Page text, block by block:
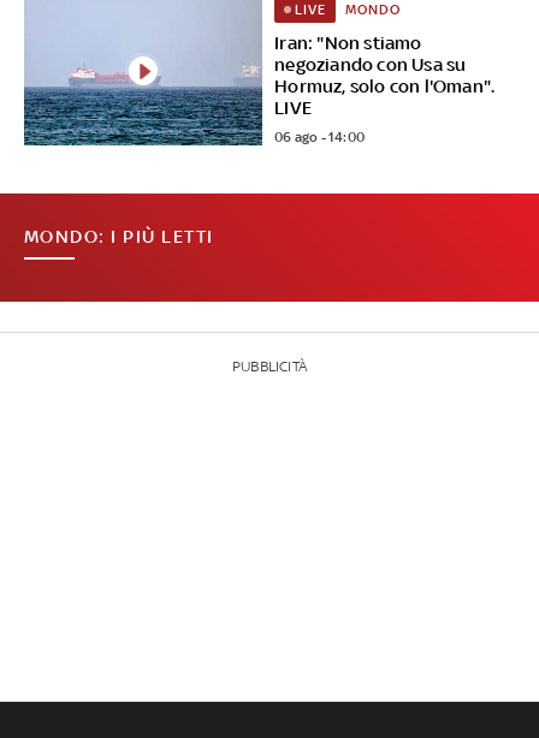
Iran: "Non stiamo
negoziando con Usa su
Hormuz, solo con l'Oman".
LIVE
LIVE MONDO
06 ago - 14:00
MONDO: I PIÙ LETTI
PUBBLICITÀ